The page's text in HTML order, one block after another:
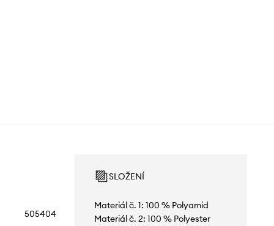
505404
SLOŽENÍ
Materiál č. 1: 100 % Polyamid
Materiál č. 2: 100 % Polyester